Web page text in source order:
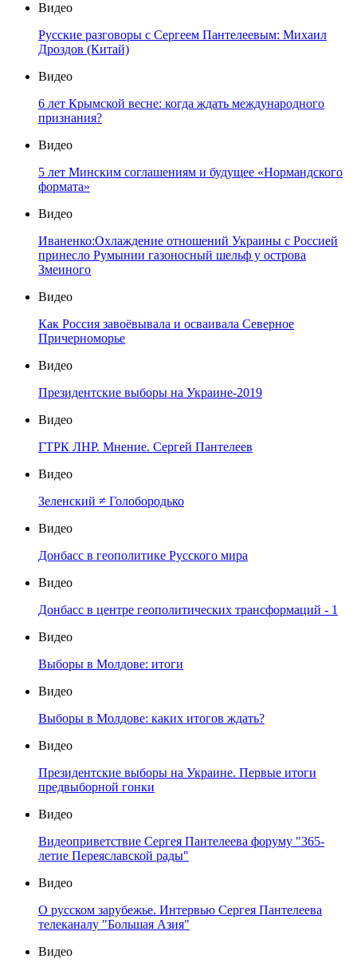
Видео
Русские разговоры с Сергеем Пантелеевым: Михаил
Дроздов (Китай)
Видео
6 лет Крымской весне: когда ждать международного
признания?
Видео
5 лет Минским соглашениям и будущее «Нормандского
формата»
Видео
Иваненко:Охлаждение отношений Украины с Россией
принесло Румынии газоносный шельф у острова
Змеиного
Видео
Как Россия завоёвывала и осваивала Северное
Причерноморье
Видео
Президентские выборы на Украине-2019
Видео
ГТРК ЛНР. Мнение. Сергей Пантелеев
Видео
Зеленский ≠ Голобородько
Видео
Донбасс в геополитике Русского мира
Видео
Донбасс в центре геополитических трансформаций - 1
Видео
Выборы в Молдове: итоги
Видео
Выборы в Молдове: каких итогов ждать?
Видео
Президентские выборы на Украине. Первые итоги
предвыборной гонки
Видео
Видеоприветствие Сергея Пантелеева форуму "365-
летие Переяславской рады"
Видео
О русском зарубежье. Интервью Сергея Пантелеева
телеканалу "Большая Азия"
Видео